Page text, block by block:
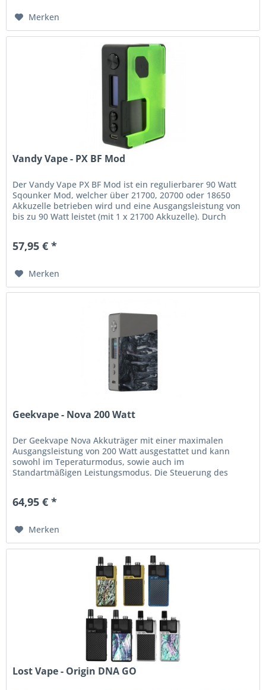
Merken
Vandy Vape - PX BF Mod
Der Vandy Vape PX BF Mod ist ein regulierbarer 90 Watt
Sqounker Mod, welcher über 21700, 20700 oder 18650
Akkuzelle betrieben wird und eine Ausgangsleistung von
bis zu 90 Watt leistet (mit 1 x 21700 Akkuzelle). Durch
57,95 € *
Merken
Geekvape - Nova 200 Watt
Der Geekvape Nova Akkuträger mit einer maximalen
Ausgangsleistung von 200 Watt ausgestattet und kann
sowohl im Teperaturmodus, sowie auch im
Standartmäßigen Leistungsmodus. Die Steuerung des
64,95 € *
Merken
Lost Vape - Origin DNA GO